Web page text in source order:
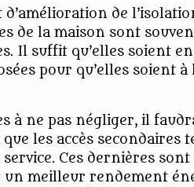
de
de la maison sont
Il suffit qu’elles soient
pour qu’elles soient à
à ne pas négliger, il
les accès secondaires
Ces dernières
un meilleur rendement